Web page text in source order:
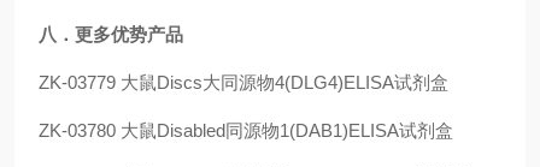
八．更多优势产品
ZK-03779 大鼠Discs大同源物4(DLG4)ELISA试剂盒
ZK-03780 大鼠Disabled同源物1(DAB1)ELISA试剂盒